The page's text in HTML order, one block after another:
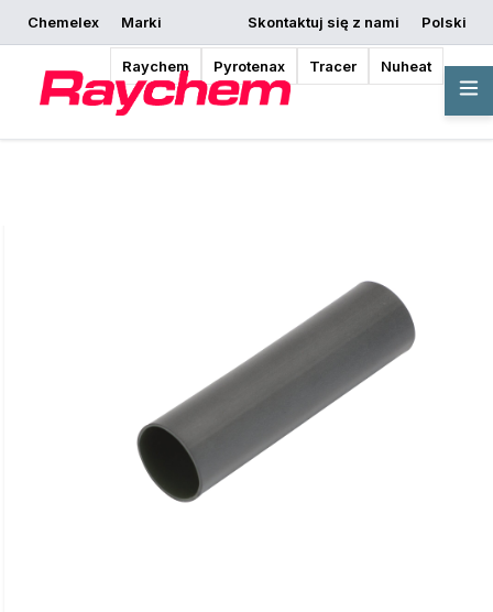
Chemelex Marki
Raychem Pyrotenax Tracer Nuheat
Skontaktuj się z nami
Polski
Poproś o wycenę
Gdzie kupić
Rozpocznij
Przegląd